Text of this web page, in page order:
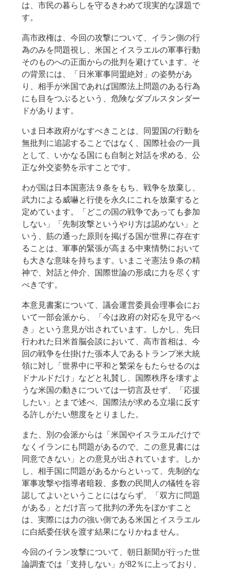
は、市民の暮らしを守るきわめて現実的な課題で
す。
高市政権は、今回の攻撃について、イラン側の行
為のみを問題視し、米国とイスラエルの軍事行動
そのものへの正面からの批判を避けています。そ
の背景には、「日米軍事同盟絶対」の姿勢があ
り、相手が米国であれば国際法上問題のある行為
にも目をつぶるという、危険なダブルスタンダー
ドがあります。
いま日本政府がなすべきことは、同盟国の行動を
無批判に追認することではなく、国際社会の一員
として、いかなる国にも自制と対話を求める、公
正な外交姿勢を示すことです。
わが国は日本国憲法９条をもち、戦争を放棄し、
武力による威嚇と行使を永久にこれを放棄すると
定めています。「どこの国の戦争であっても参加
しない」「先制攻撃というやり方は認めない」と
いう、筋の通った原則を掲げる国が世界に存在す
ることは、軍事的緊張が高まる中東情勢において
も大きな意味を持ちます。いまこそ憲法９条の精
神で、対話と仲介、国際世論の形成に力を尽くす
べきです。
本意見書案について、議会運営委員会理事会にお
いて一部会派から、「今は政府の対応を見守るべ
き」という意見が出されています。しかし、先日
行われた日米首脳会談において、高市首相は、今
回の戦争を仕掛けた張本人であるトランプ米大統
領に対し「世界中に平和と繁栄をもたらせるのは
ドナルドだけ」などと礼賛し、国際秩序を壊すよ
うな米国の動きについては一切言及せず、「応援
したい」とまで述べ、国際法が求める立場に反す
る許しがたい態度をとりました。
また、別の会派からは「米国やイスラエルだけで
なくイランにも問題があるので、この意見書には
同意できない」との意見が出されています。しか
し、相手国に問題があるからといって、先制的な
軍事攻撃や指導者暗殺、多数の民間人の犠牲を容
認してよいということにはならず、「双方に問題
がある」とだけ言って批判の矛先をぼかすこと
は、実際には力の強い側である米国とイスラエル
に白紙委任状を渡す結果になりかねません。
今回のイラン攻撃について、朝日新聞が行った世
論調査では「支持しない」が82％に上っており、